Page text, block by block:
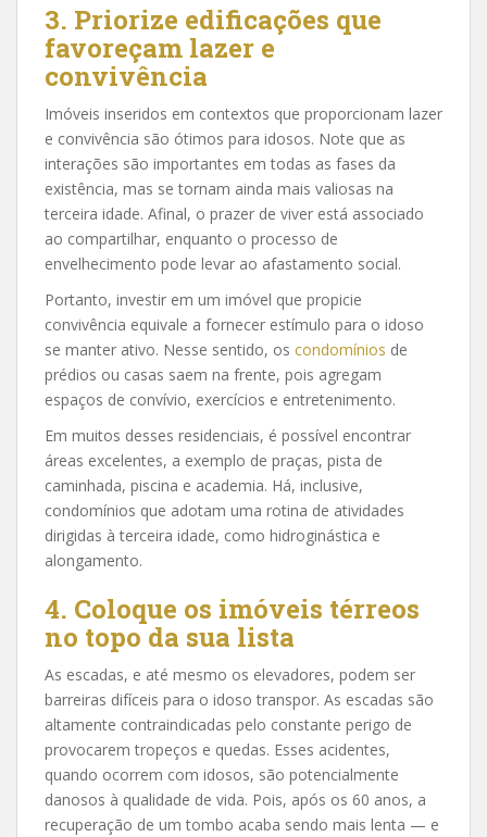
3. Priorize edificações que
favoreçam lazer e
convivência
Imóveis inseridos em contextos que proporcionam lazer
e convivência são ótimos para idosos. Note que as
interações são importantes em todas as fases da
existência, mas se tornam ainda mais valiosas na
terceira idade. Afinal, o prazer de viver está associado
ao compartilhar, enquanto o processo de
envelhecimento pode levar ao afastamento social.
Portanto, investir em um imóvel que propicie
convivência equivale a fornecer estímulo para o idoso
se manter ativo. Nesse sentido, os condomínios de
prédios ou casas saem na frente, pois agregam
espaços de convívio, exercícios e entretenimento.
Em muitos desses residenciais, é possível encontrar
áreas excelentes, a exemplo de praças, pista de
caminhada, piscina e academia. Há, inclusive,
condomínios que adotam uma rotina de atividades
dirigidas à terceira idade, como hidroginástica e
alongamento.
4. Coloque os imóveis térreos
no topo da sua lista
As escadas, e até mesmo os elevadores, podem ser
barreiras difíceis para o idoso transpor. As escadas são
altamente contraindicadas pelo constante perigo de
provocarem tropeços e quedas. Esses acidentes,
quando ocorrem com idosos, são potencialmente
danosos à qualidade de vida. Pois, após os 60 anos, a
recuperação de um tombo acaba sendo mais lenta — e